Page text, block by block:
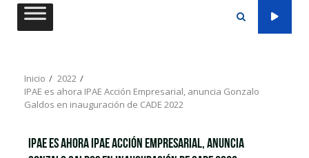
Saltar
Inicio
2022
IPAE es ahora IPAE Acción Empresarial, anuncia Gonzalo
Galdos en inauguración de CADE 2022
IPAE es ahora IPAE Acción Empresarial, anuncia